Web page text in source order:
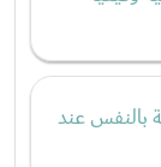
بالنفس عند